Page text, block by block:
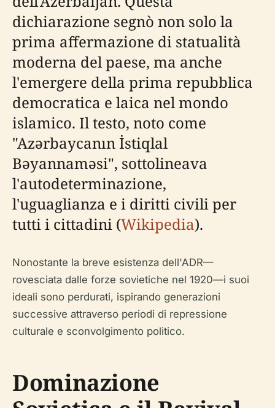
dichiarazione segnò non solo la
prima affermazione di statualità
moderna del paese, ma anche
l'emergere della prima repubblica
democratica e laica nel mondo
islamico. Il testo, noto come
"Azərbaycanın İstiqlal
Bəyannaməsi", sottolineava
l'autodeterminazione,
l'uguaglianza e i diritti civili per
tutti i cittadini (Wikipedia).
Nonostante la breve esistenza dell'ADR—
rovesciata dalle forze sovietiche nel 1920—i suoi
ideali sono perdurati, ispirando generazioni
successive attraverso periodi di repressione
culturale e sconvolgimento politico.
Dominazione